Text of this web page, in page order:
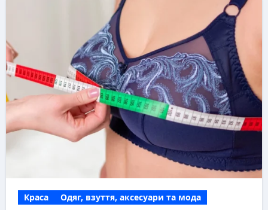
Краса Одяг, взуття, аксесуари та мода